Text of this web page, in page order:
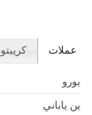
عملات كريبتو
يورو
ين ياباني